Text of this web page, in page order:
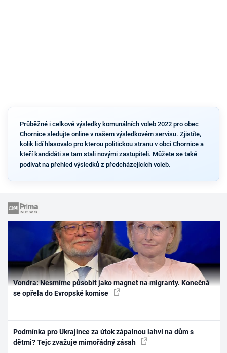
Průběžné i celkové výsledky komunálních voleb 2022 pro obec
Chornice sledujte online v našem výsledkovém servisu. Zjistíte,
kolik lidí hlasovalo pro kterou politickou stranu v obci Chornice a
kteří kandidáti se tam stali novými zastupiteli. Můžete se také
podívat na přehled výsledků z předcházejících voleb.
Vondra: Nesmíme působit jako magnet na migranty. Konečná
se opřela do Evropské komise
Podmínka pro Ukrajince za útok zápalnou lahví na dům s
dětmi? Tejc zvažuje mimořádný zásah